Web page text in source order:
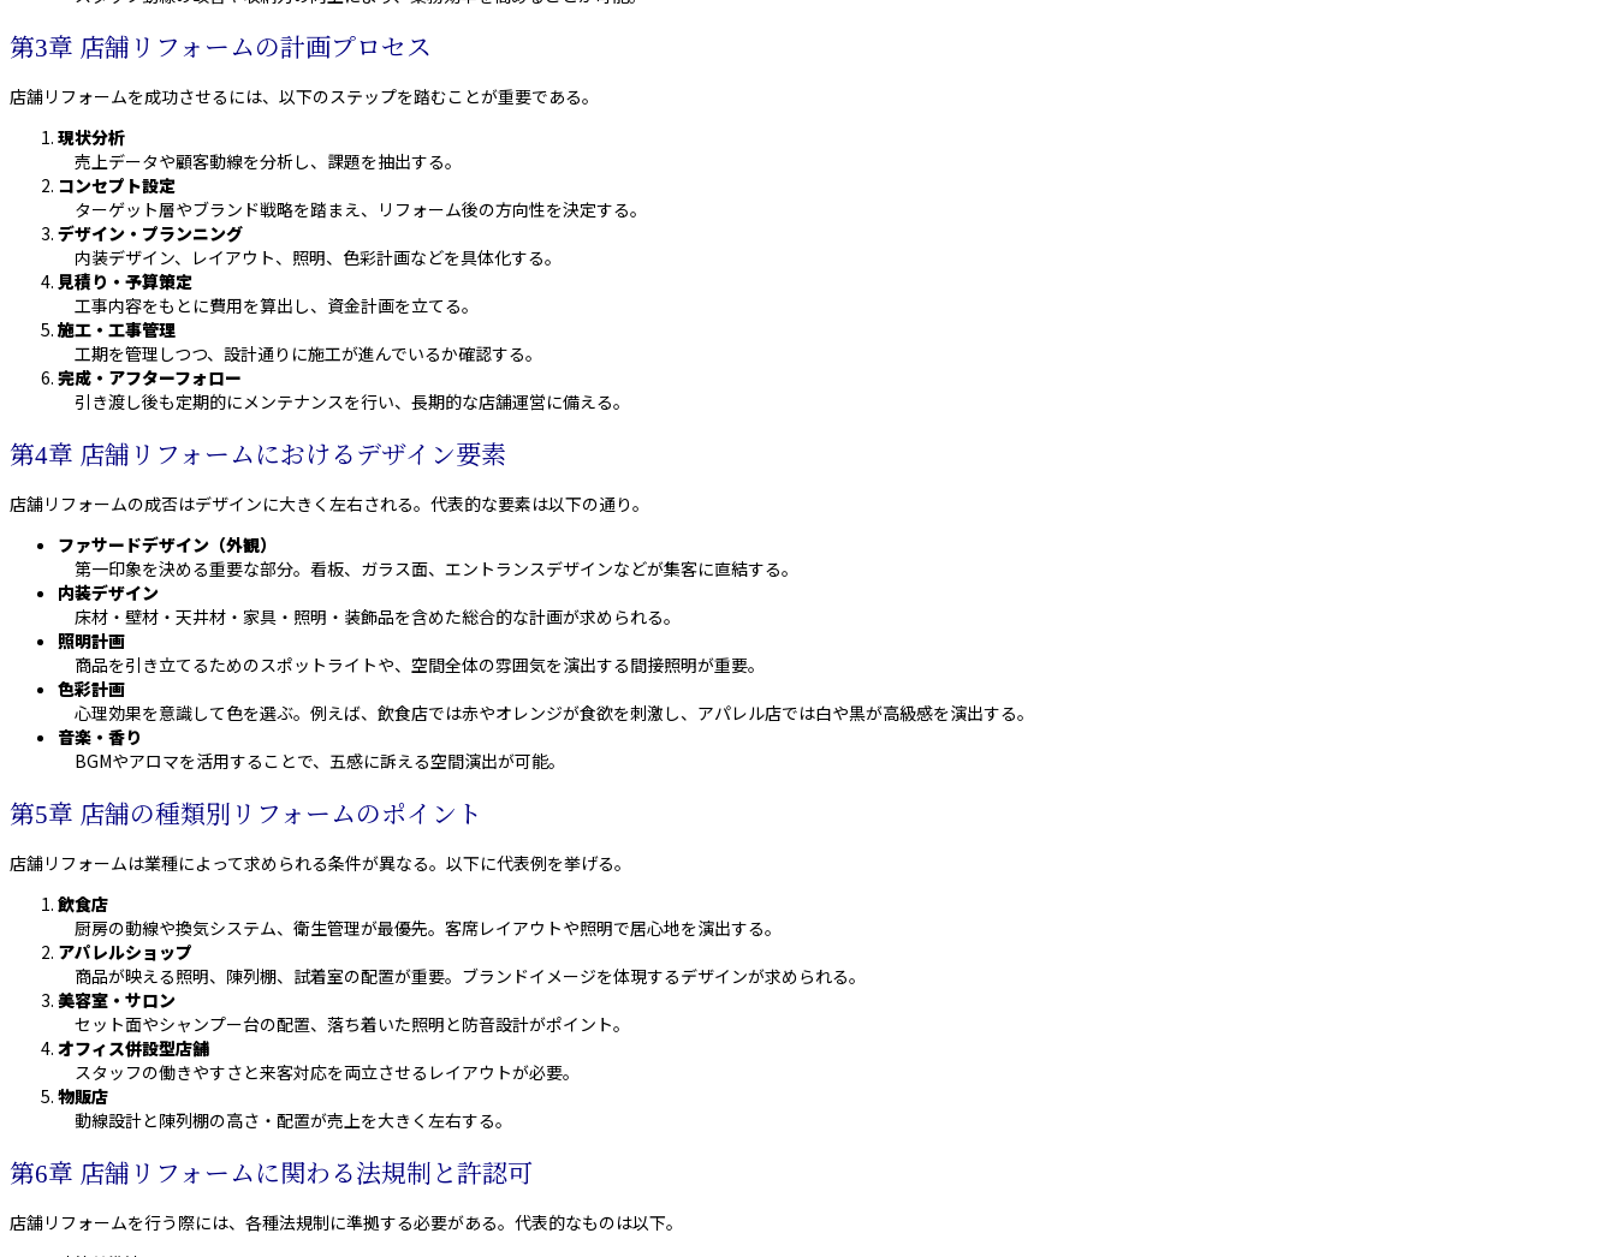
第3章 店舗リフォームの計画プロセス
店舗リフォームを成功させるには、以下のステップを踏むことが重要である。
現状分析
売上データや顧客動線を分析し、課題を抽出する。
コンセプト設定
ターゲット層やブランド戦略を踏まえ、リフォーム後の方向性を決定する。
デザイン・プランニング
内装デザイン、レイアウト、照明、色彩計画などを具体化する。
見積り・予算策定
工事内容をもとに費用を算出し、資金計画を立てる。
施工・工事管理
工期を管理しつつ、設計通りに施工が進んでいるか確認する。
完成・アフターフォロー
引き渡し後も定期的にメンテナンスを行い、長期的な店舗運営に備える。
第4章 店舗リフォームにおけるデザイン要素
店舗リフォームの成否はデザインに大きく左右される。代表的な要素は以下の通り。
ファサードデザイン（外観）
第一印象を決める重要な部分。看板、ガラス面、エントランスデザインなどが集客に直結する。
内装デザイン
床材・壁材・天井材・家具・照明・装飾品を含めた総合的な計画が求められる。
照明計画
商品を引き立てるためのスポットライトや、空間全体の雰囲気を演出する間接照明が重要。
色彩計画
心理効果を意識して色を選ぶ。例えば、飲食店では赤やオレンジが食欲を刺激し、アパレル店では白や黒が高級感を演出する。
音楽・香り
BGMやアロマを活用することで、五感に訴える空間演出が可能。
第5章 店舗の種類別リフォームのポイント
店舗リフォームは業種によって求められる条件が異なる。以下に代表例を挙げる。
飲食店
厨房の動線や換気システム、衛生管理が最優先。客席レイアウトや照明で居心地を演出する。
アパレルショップ
商品が映える照明、陳列棚、試着室の配置が重要。ブランドイメージを体現するデザインが求められる。
美容室・サロン
セット面やシャンプー台の配置、落ち着いた照明と防音設計がポイント。
オフィス併設型店舗
スタッフの働きやすさと来客対応を両立させるレイアウトが必要。
物販店
動線設計と陳列棚の高さ・配置が売上を大きく左右する。
第6章 店舗リフォームに関わる法規制と許認可
店舗リフォームを行う際には、各種法規制に準拠する必要がある。代表的なものは以下。